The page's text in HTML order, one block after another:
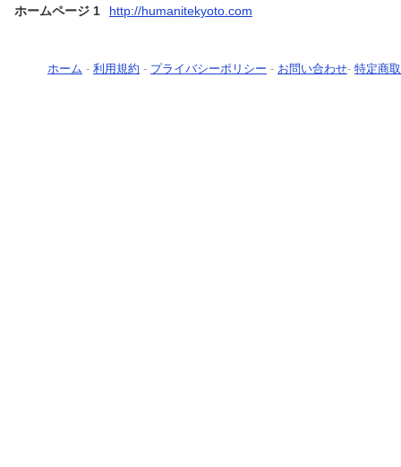
ホームページ 1 http://humanitekyoto.com
ホーム - 利用規約 - プライバシーポリシー - お問い合わせ- 特定商